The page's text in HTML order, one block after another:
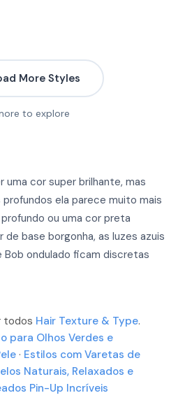
More Styles
to explore
uma cor super brilhante, mas
ela parece muito mais
ou uma cor preta
de base borgonha, as luzes azuis
Bob ondulado ficam discretas
todos Hair Texture & Type.
para Olhos Verdes e
· Estilos com Varetas de
Naturais, Relaxados e
Pin-Up Incríveis